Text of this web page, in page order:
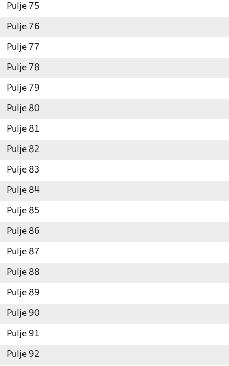
Pulje 75
Pulje 76
Pulje 77
Pulje 78
Pulje 79
Pulje 80
Pulje 81
Pulje 82
Pulje 83
Pulje 84
Pulje 85
Pulje 86
Pulje 87
Pulje 88
Pulje 89
Pulje 90
Pulje 91
Pulje 92